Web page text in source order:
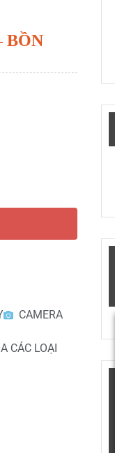
BỒN
CAMERA
CÁC LOẠI